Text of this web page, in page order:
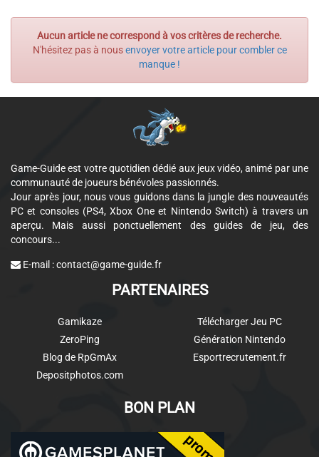
Aucun article ne correspond à vos critères de recherche.
N'hésitez pas à nousenvoyer votre article pour combler ce
manque !
Game-Guide est votre quotidien dédié aux jeux vidéo, animé par une
communauté de joueurs bénévoles passionnés.
Jour après jour, nous vous guidons dans la jungle des nouveautés
PC et consoles (PS4, Xbox One et Nintendo Switch) à travers un
aperçu. Mais aussi ponctuellement des guides de jeu, des
concours...
E-mail :contact@game-guide.fr
PARTENAIRES
Gamikaze
ZeroPing
Blog de RpGmAx
Depositphotos.com
Télécharger Jeu PC
Génération Nintendo
Esportrecrutement.fr
BON PLAN